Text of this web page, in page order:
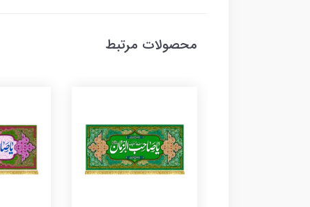
محصولات مرتبط